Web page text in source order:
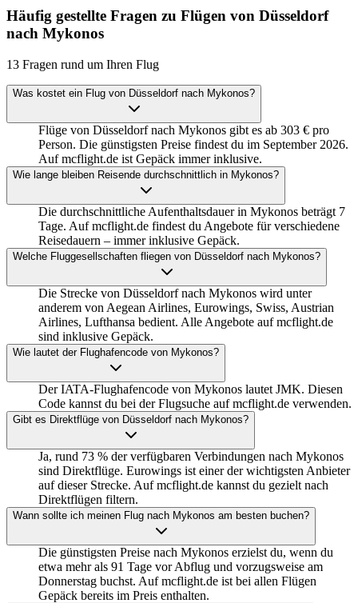
Häufig gestellte Fragen zu Flügen von Düsseldorf
nach Mykonos
13 Fragen rund um Ihren Flug
Was kostet ein Flug von Düsseldorf nach Mykonos?
Flüge von Düsseldorf nach Mykonos gibt es ab 303 € pro
Person. Die günstigsten Preise findest du im September 2026.
Auf mcflight.de ist Gepäck immer inklusive.
Wie lange bleiben Reisende durchschnittlich in Mykonos?
Die durchschnittliche Aufenthaltsdauer in Mykonos beträgt 7
Tage. Auf mcflight.de findest du Angebote für verschiedene
Reisedauern – immer inklusive Gepäck.
Welche Fluggesellschaften fliegen von Düsseldorf nach Mykonos?
Die Strecke von Düsseldorf nach Mykonos wird unter
anderem von Aegean Airlines, Eurowings, Swiss, Austrian
Airlines, Lufthansa bedient. Alle Angebote auf mcflight.de
sind inklusive Gepäck.
Wie lautet der Flughafencode von Mykonos?
Der IATA-Flughafencode von Mykonos lautet JMK. Diesen
Code kannst du bei der Flugsuche auf mcflight.de verwenden.
Gibt es Direktflüge von Düsseldorf nach Mykonos?
Ja, rund 73 % der verfügbaren Verbindungen nach Mykonos
sind Direktflüge. Eurowings ist einer der wichtigsten Anbieter
auf dieser Strecke. Auf mcflight.de kannst du gezielt nach
Direktflügen filtern.
Wann sollte ich meinen Flug nach Mykonos am besten buchen?
Die günstigsten Preise nach Mykonos erzielst du, wenn du
etwa mehr als 91 Tage vor Abflug und vorzugsweise am
Donnerstag buchst. Auf mcflight.de ist bei allen Flügen
Gepäck bereits im Preis enthalten.